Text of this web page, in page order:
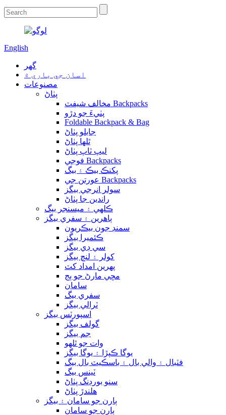
English
گهر
اسان جي باري ۾
مصنوعات
پٺاڻ
مخالف شيفٽ Backpacks
پٺيءَ جو دڙو
Foldable Backpack & Bag
جابلو پٺاڻ
ٿلها پٺاڻ
ليپ ٽاپ پٺاڻ
فوجي Backpacks
پکنڪ بيڪ ۽ بيگ
عورتن جي Backpacks
سولر انرجي بيگز
راندين جا پٺاڻ
ڪلهي ۽ ميسنجر بيگ
ٻاهرين ۽ سفري بيگز
سمنڊ جون بيڪريون
ڪئميرا بيگز
سي ڊي بيگز
کولر ۽ لنچ بيگز
پهرين امداد کٽ
مڇي مارڻ جو ٻج
سامان
سفري بيگ
ٽرالي بيگز
اسپورٽس بيگز
گولف بيگز
جم بيگز
وات جو ٿلهو
يوگا ڪپڙا ۽ يوگا بيگز
فٽبال ۽ والي بال ۽ باسڪيٽ بال بيگ
ٽينس بيگ
سنو بورڊنگ پٺاڻ
هلندڙ پٺاڻ
ٻارن جو سامان ۽ بيگز
ٻارن جو سامان